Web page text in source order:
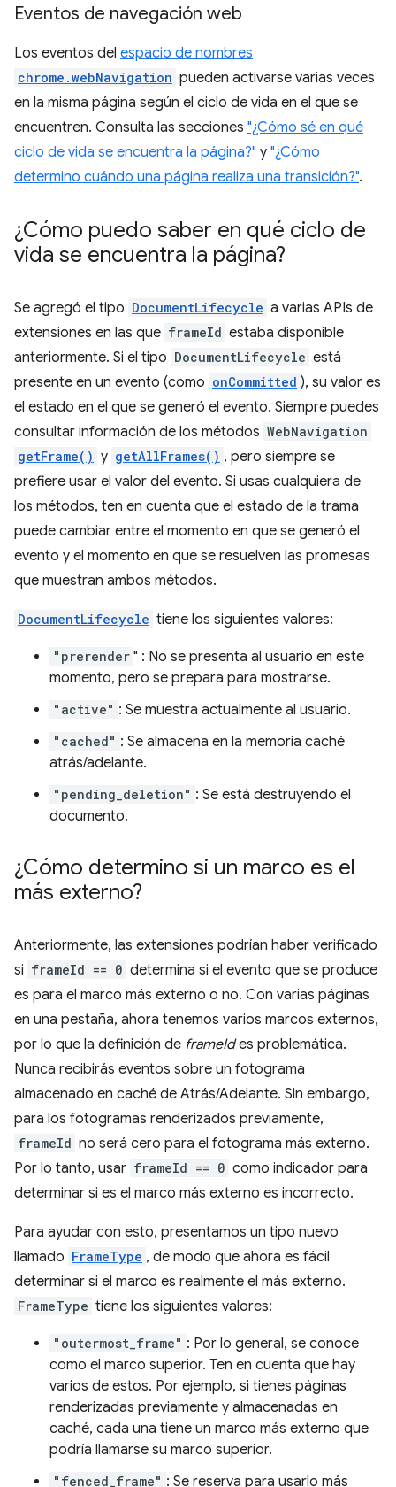
Eventos de navegación web
Los eventos del espacio de nombres
chrome.webNavigation pueden activarse varias veces
en la misma página según el ciclo de vida en el que se
encuentren. Consulta las secciones "¿Cómo sé en qué
ciclo de vida se encuentra la página?" y "¿Cómo
determino cuándo una página realiza una transición?".
¿Cómo puedo saber en qué ciclo de
vida se encuentra la página?
Se agregó el tipo DocumentLifecycle a varias APIs de
extensiones en las que frameId estaba disponible
anteriormente. Si el tipo DocumentLifecycle está
presente en un evento (como onCommitted ), su valor es
el estado en el que se generó el evento. Siempre puedes
consultar información de los métodos WebNavigation
getFrame() y getAllFrames() , pero siempre se
prefiere usar el valor del evento. Si usas cualquiera de
los métodos, ten en cuenta que el estado de la trama
puede cambiar entre el momento en que se generó el
evento y el momento en que se resuelven las promesas
que muestran ambos métodos.
DocumentLifecycle tiene los siguientes valores:
"prerender " : No se presenta al usuario en este
momento, pero se prepara para mostrarse.
"active" : Se muestra actualmente al usuario.
"cached" : Se almacena en la memoria caché
atrás/adelante.
"pending_deletion" : Se está destruyendo el
documento.
¿Cómo determino si un marco es el
más externo?
Anteriormente, las extensiones podrían haber verificado
si frameId == 0 determina si el evento que se produce
es para el marco más externo o no. Con varias páginas
en una pestaña, ahora tenemos varios marcos externos,
por lo que la definición de frameIdes problemática.
Nunca recibirás eventos sobre un fotograma
almacenado en caché de Atrás/Adelante. Sin embargo,
para los fotogramas renderizados previamente,
frameId no será cero para el fotograma más externo.
Por lo tanto, usar frameId == 0 como indicador para
determinar si es el marco más externo es incorrecto.
Para ayudar con esto, presentamos un tipo nuevo
llamado FrameType , de modo que ahora es fácil
determinar si el marco es realmente el más externo.
FrameType tiene los siguientes valores:
"outermost_frame" : Por lo general, se conoce
como el marco superior. Ten en cuenta que hay
varios de estos. Por ejemplo, si tienes páginas
renderizadas previamente y almacenadas en
caché, cada una tiene un marco más externo que
podría llamarse su marco superior.
"fenced_frame" : Se reserva para usarlo más